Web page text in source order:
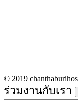
© 2019
ร่วมงานกับเรา